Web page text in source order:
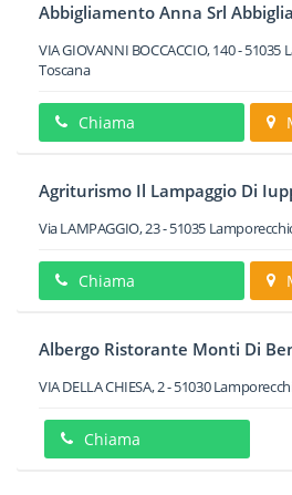
Abbigliamento Anna Srl
VIA GIOVANNI BOCCACCIO, 140-51035
Toscana
Chiama
Agriturismo Il Lampaggio Di
Via LAMPAGGIO, 23-51035
Chiama
Albergo Ristorante Monti Di
VIA DELLA CHIESA, 2-51030
Chiama